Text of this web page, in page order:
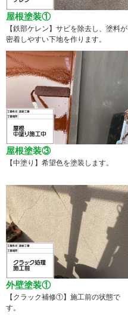
屋根塗装①
【鉄部ケレン】サビを除去し、塗料が
密着しやすい下地を作ります。
屋根塗装③
【中塗り】希望色を塗装します。
外壁塗装①
【クラック補修①】施工前の状態で
す。